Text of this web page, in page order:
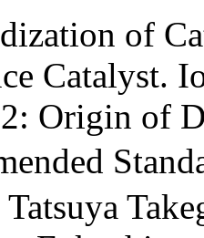
of
Catalyst.
Origin of